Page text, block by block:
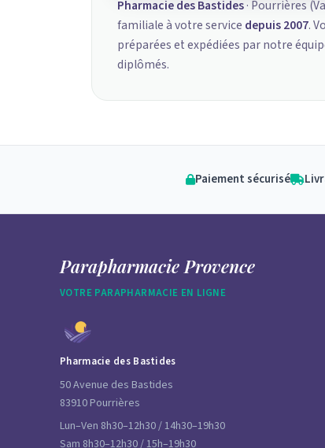
Pharmacie des Bastides· Pourrières
familiale à votre service depuis 2007.
préparées et expédiées par notre
diplômés.
Paiement sécurisé
Parapharmacie Provence
VOTRE PARAPHARMACIE EN LIGNE
Pharmacie des Bastides
50 Avenue des Bastides
83910 Pourrières
Lun–Ven 8h30–12h30 / 14h30–19h30
Sam 8h30–12h30 / 15h–19h30